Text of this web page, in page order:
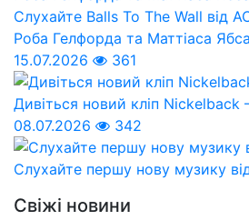
Слухайте Balls To The Wall від
Роба Гелфорда та Маттіаса Ябса
15.07.2026
361
Дивіться новий кліп
08.07.2026
342
Слухайте першу нову музику
Свіжі новини